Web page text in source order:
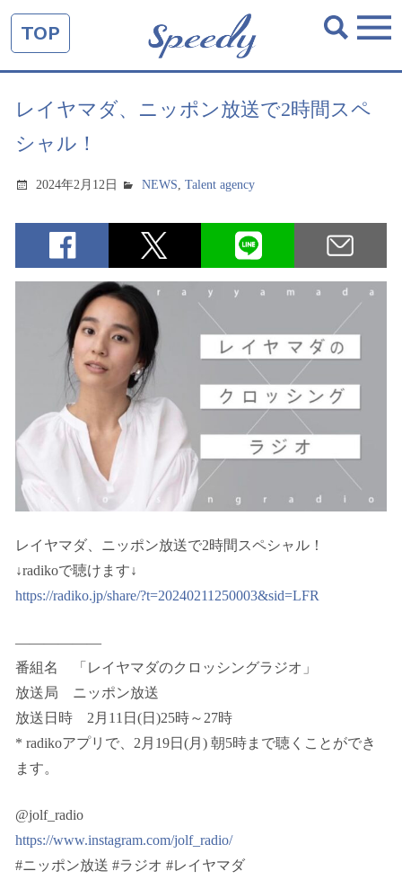
TOP
レイヤマダ、ニッポン放送で2時間スペ
シャル！
2024年2月12日 NEWS,Talent agency
レイヤマダ、ニッポン放送で2時間スペシャル！
↓radikoで聴けます↓
https://radiko.jp/share/?t=20240211250003&sid=LFR
——————
番組名 「レイヤマダのクロッシングラジオ」
放送局 ニッポン放送
放送日時 2月11日(日)25時～27時
* radikoアプリで、2月19日(月) 朝5時まで聴くことができ
ます。
@jolf_radio
https://www.instagram.com/jolf_radio/
#ニッポン放送 #ラジオ #レイヤマダ